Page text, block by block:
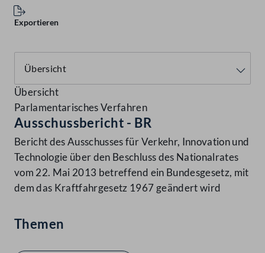
Exportieren
Übersicht
Parlamentarisches Verfahren
Ausschussbericht - BR
Bericht des Ausschusses für Verkehr, Innovation und
Technologie über den Beschluss des Nationalrates
vom 22. Mai 2013 betreffend ein Bundesgesetz, mit
dem das Kraftfahrgesetz 1967 geändert wird
Themen